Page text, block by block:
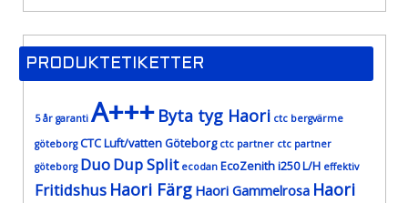
PRODUKTETIKETTER
5 år garanti A+++ Byta tyg Haori ctc bergvärme
göteborg CTC Luft/vatten Göteborg ctc partner ctc partner
göteborg DuoDup Split ecodan EcoZenith i250 L/H effektiv
Fritidshus Haori Färg Haori Gammelrosa Haori